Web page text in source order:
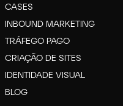
CASES
INBOUND MARKETING
TRÁFEGO PAGO
CRIAÇÃO DE SITES
IDENTIDADE VISUAL
BLOG